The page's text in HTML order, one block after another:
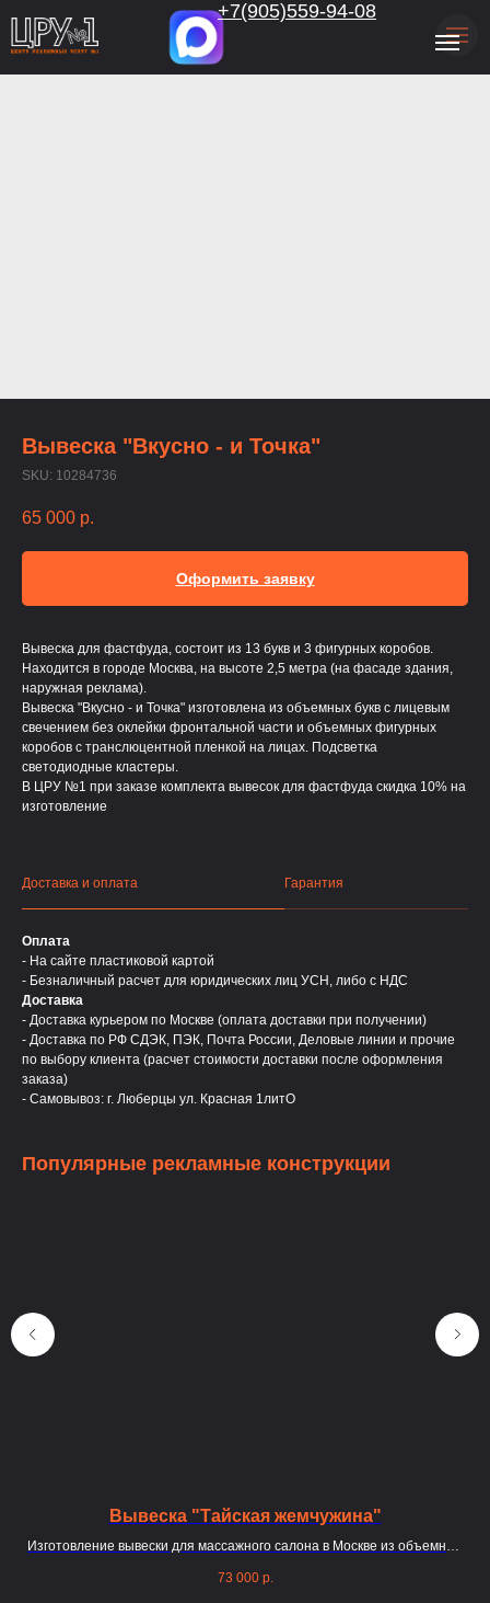
+7(905)559-94-08
Вывеска "Вкусно - и Точка"
SKU: 10284736
65 000 р.
Оформить заявку
Вывеска для фастфуда, состоит из 13 букв и 3 фигурных коробов.
Находится в городе Москва, на высоте 2,5 метра (на фасаде здания,
наружная реклама).
Вывеска "Вкусно - и Точка" изготовлена из объемных букв с лицевым
свечением без оклейки фронтальной части и объемных фигурных
коробов с транслюцентной пленкой на лицах. Подсветка
светодиодные кластеры.
В ЦРУ №1 при заказе комплекта вывесок для фастфуда скидка 10% на
изготовление
Доставка и оплата Гарантия
Оплата
- На сайте пластиковой картой
- Безналичный расчет для юридических лиц УСН, либо с НДС
Доставка
- Доставка курьером по Москве (оплата доставки при получении)
- Доставка по РФ СДЭК, ПЭК, Почта России, Деловые линии и прочие
по выбору клиента (расчет стоимости доставки после оформления
заказа)
- Самовывоз: г. Люберцы ул. Красная 1литО
Популярные рекламные конструкции
Вывеска "Тайская жемчужина"
Изготовление вывески для массажного салона в Москве из объемных
73 000 р.